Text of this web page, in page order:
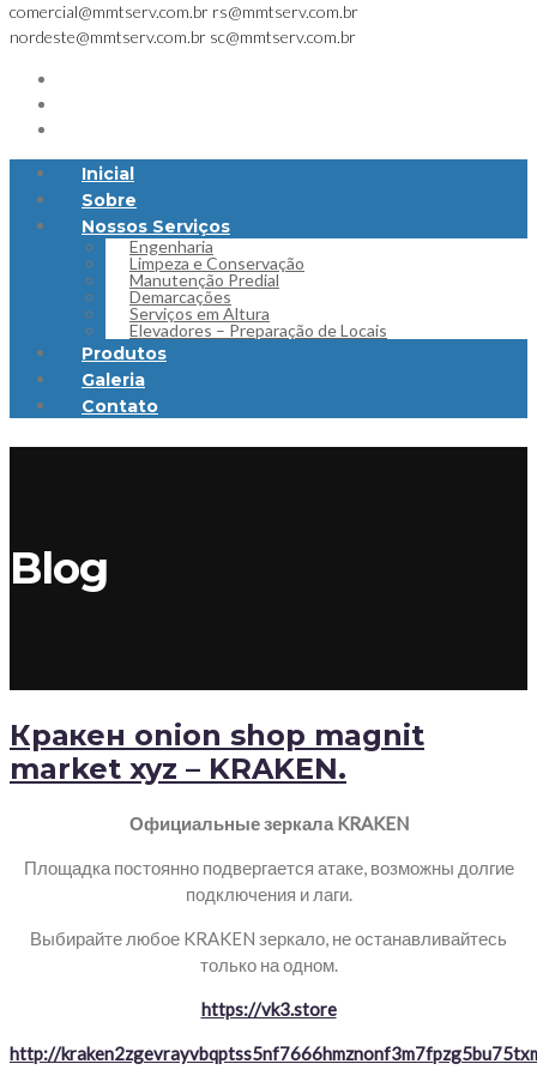
comercial@mmtserv.com.br rs@mmtserv.com.br
nordeste@mmtserv.com.br sc@mmtserv.com.br
Inicial
Sobre
Nossos Serviços
Engenharia
Limpeza e Conservação
Manutenção Predial
Demarcações
Serviços em Altura
Elevadores – Preparação de Locais
Produtos
Galeria
Contato
Blog
Кракен onion shop magnit
market xyz – KRAKEN.
Официальные зеркала KRAKEN
Площадка постоянно подвергается атаке, возможны долгие
подключения и лаги.
Выбирайте любое KRAKEN зеркало, не останавливайтесь
только на одном.
https://vk3.store
http://